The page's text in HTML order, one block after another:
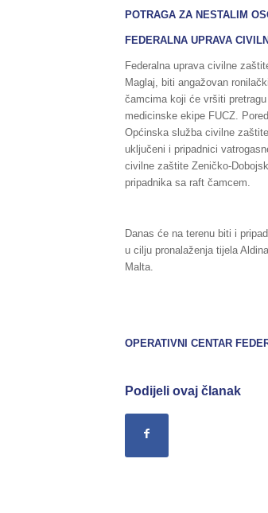
POTRAGA ZA NESTALIM
FEDERALNA UPRAVA
Federalna uprava civilne
Maglaj, biti angažovan
čamcima koji će vršiti
medicinske ekipe FUCZ.
Općinska služba civilne
uključeni i pripadnici
civilne zaštite Zeničko-
pripadnika sa raft čamcem.
Danas će na terenu biti i
u cilju pronalaženja tijela
Malta.
OPERATIVNI CENTAR
Podijeli ovaj članak